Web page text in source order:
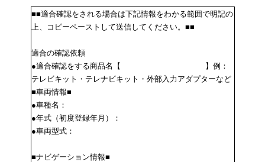
■■適合確認をされる場合は下記情報をわかる範囲で明記の
上、コピーペーストして送信してください。■■
適合の確認依頼
●適合確認をする商品名【 】例：
テレビキット・テレナビキット・外部入力アダプターなど
■車両情報■
●車種名：
●年式（初度登録年月）：
●車両型式：
■ナビゲーション情報■